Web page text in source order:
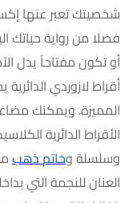
شخصيتك تعبر عنها
فصلا من رواية حياتك
أو تكون مفتاحاً يدل
أقراط لازوردي
المميزة. ويمكنك
الأقراط الدائرية
وسلسلة وخاتمذهب
العنان للنجمة التي